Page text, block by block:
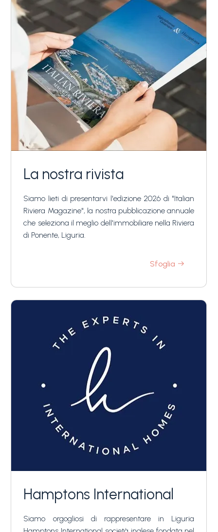
La nostra rivista
Siamo lieti di presentarvi l'edizione 2026 di "Italian
Riviera Magazine", la nostra pubblicazione annuale
che seleziona il meglio dell'immobiliare nella Riviera
di Ponente, Liguria.
Sfoglia
Hamptons International
Siamo orgogliosi di rappresentare in Liguria